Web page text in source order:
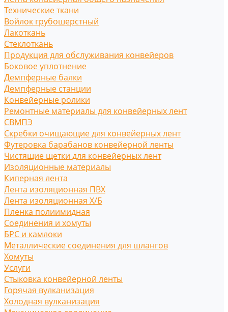
Технические ткани
Войлок грубошерстный
Лакоткань
Стеклоткань
Продукция для обслуживания конвейеров
Боковое уплотнение
Демпферные балки
Демпферные станции
Конвейерные ролики
Ремонтные материалы для конвейерных лент
СВМПЭ
Скребки очищающие для конвейерных лент
Футеровка барабанов конвейерной ленты
Чистящие щетки для конвейерных лент
Изоляционные материалы
Киперная лента
Лента изоляционная ПВХ
Лента изоляционная Х/Б
Пленка полиимидная
Соединения и хомуты
БРС и камлоки
Металлические соединения для шлангов
Хомуты
Услуги
Стыковка конвейерной ленты
Горячая вулканизация
Холодная вулканизация